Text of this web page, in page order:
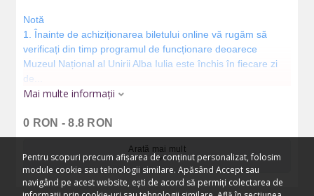
Pentru scopuri precum afișarea de conținut personalizat, folosim
module cookie sau tehnologii similare. Apăsând Accept sau
navigând pe acest website, ești de acord să permiți colectarea de
Notă
1. Înainte de achiziționarea biletului online vă rugăm să
verificați din timp programul de funcționare deoarece
Muzeul Național al Unirii Alba Iulia este închis în fiecare zi
de...
Mai multe informații
0 RON - 8.8 RON
Arată mai mult